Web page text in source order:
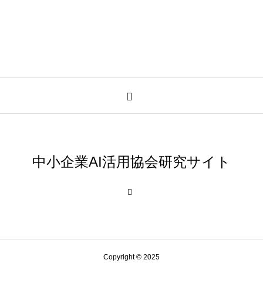
中小企業AI活用協会研究サイト
Copyright © 2025